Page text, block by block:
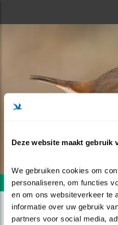
Deze website maakt gebruik
We gebruiken cookies om
personaliseren, om functies
en om ons websiteverkeer te
informatie over uw gebruik
partners voor social media,
Volgende foto